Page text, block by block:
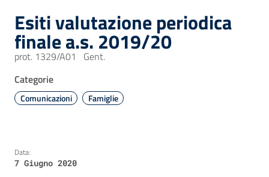
Esiti valutazione periodica
finale a.s. 2019/20
prot. 1329/A01 Gent.
Categorie
Comunicazioni Famiglie
Data:
7 Giugno 2020